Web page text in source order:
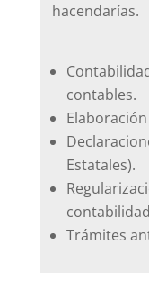
hacendarías.
contables.
Estatales).
Trámites